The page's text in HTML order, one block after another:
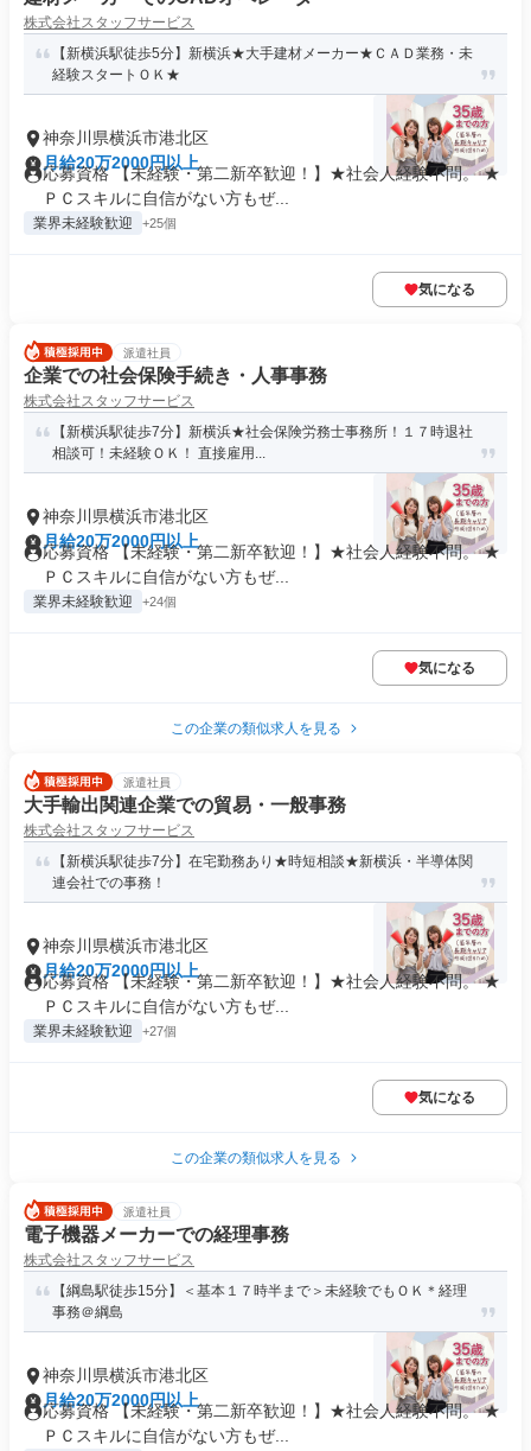
株式会社スタッフサービス
【新横浜駅徒歩5分】新横浜★大手建材メーカー★ＣＡＤ業務・未
経験スタートＯＫ★
神奈川県横浜市港北区
月給20万2000円以上
応募資格 【未経験・第二新卒歓迎！】★社会人経験不問。 ★
ＰＣスキルに自信がない方もぜ...
業界未経験歓迎 +25個
気になる
派遣社員
企業での社会保険手続き・人事事務
株式会社スタッフサービス
【新横浜駅徒歩7分】新横浜★社会保険労務士事務所！１７時退社
相談可！未経験ＯＫ！ 直接雇用...
神奈川県横浜市港北区
月給20万2000円以上
応募資格 【未経験・第二新卒歓迎！】★社会人経験不問。 ★
ＰＣスキルに自信がない方もぜ...
業界未経験歓迎 +24個
気になる
この企業の類似求人を見る
派遣社員
大手輸出関連企業での貿易・一般事務
株式会社スタッフサービス
【新横浜駅徒歩7分】在宅勤務あり★時短相談★新横浜・半導体関
連会社での事務！
神奈川県横浜市港北区
月給20万2000円以上
応募資格 【未経験・第二新卒歓迎！】★社会人経験不問。 ★
ＰＣスキルに自信がない方もぜ...
業界未経験歓迎 +27個
気になる
この企業の類似求人を見る
派遣社員
電子機器メーカーでの経理事務
株式会社スタッフサービス
【綱島駅徒歩15分】＜基本１７時半まで＞未経験でもＯＫ＊経理
事務＠綱島
神奈川県横浜市港北区
月給20万2000円以上
応募資格 【未経験・第二新卒歓迎！】★社会人経験不問。 ★
ＰＣスキルに自信がない方もぜ...